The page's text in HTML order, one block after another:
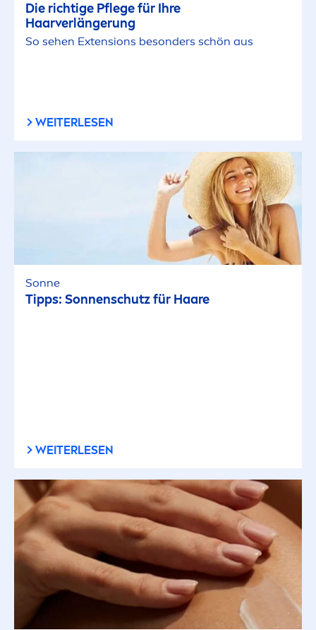
Die richtige Pflege für Ihre
Haarverlängerung
So sehen Extensions besonders schön aus
WEITERLESEN
Sonne
Tipps: Sonnenschutz für Haare
WEITERLESEN